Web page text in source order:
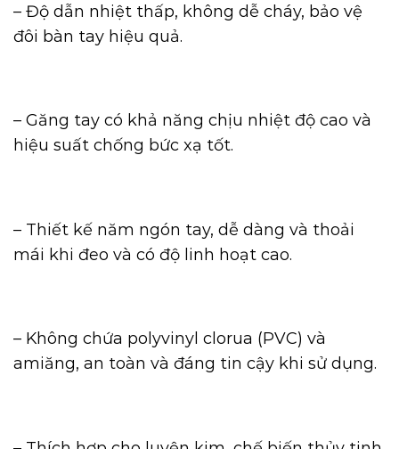
– Độ dẫn nhiệt thấp, không dễ cháy, bảo vệ
đôi bàn tay hiệu quả.
– Găng tay có khả năng chịu nhiệt độ cao và
hiệu suất chống bức xạ tốt.
– Thiết kế năm ngón tay, dễ dàng và thoải
mái khi đeo và có độ linh hoạt cao.
– Không chứa polyvinyl clorua (PVC) và
amiăng, an toàn và đáng tin cậy khi sử dụng.